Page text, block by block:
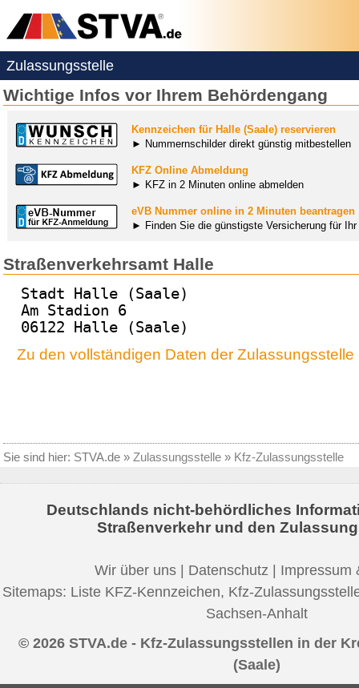
Zulassungsstelle
Wichtige Infos vor Ihrem Behördengang
Kennzeichen für Halle (Saale) reservieren
► Nummernschilder direkt günstig mitbestellen
KFZ Online Abmeldung
► KFZ in 2 Minuten online abmelden
eVB Nummer online in 2 Minuten beantragen
► Finden Sie die günstigste Versicherung für
Straßenverkehrsamt Halle
Stadt Halle (Saale)
Am Stadion 6
06122 Halle (Saale)
Zu den vollständigen Daten der Zulassungsstelle
Sie sind hier: STVA.de » Zulassungsstelle » Kfz-Zulassungsstelle
Deutschlands nicht-behördliches
Straßenverkehr und den
Wir über uns Datenschutz
Impressum
Sitemaps: Liste KFZ-Kennzeichen, Kfz-
Sachsen-Anhalt
© 2026 STVA.de - Kfz-Zulassungsstellen in der
(Saale)